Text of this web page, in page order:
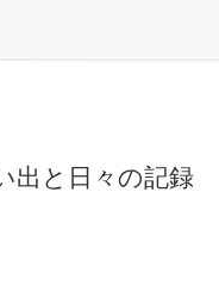
出と日々の記録